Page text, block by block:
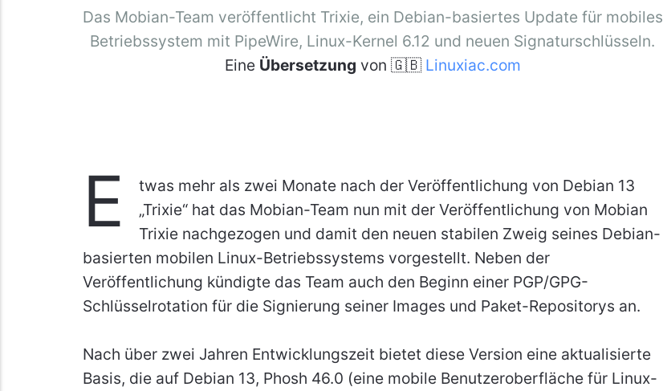
Das Mobian-Team veröffentlicht Trixie, ein Debian-basiertes Update für mobiles
Betriebssystem mit PipeWire, Linux-Kernel 6.12 und neuen Signaturschlüsseln.
Eine Übersetzung von 🇬🇧 Linuxiac.com
E
twas mehr als zwei Monate nach der Veröffentlichung von Debian 13
„Trixie“ hat das Mobian-Team nun mit der Veröffentlichung von Mobian
Trixie nachgezogen und damit den neuen stabilen Zweig seines Debian-
basierten mobilen Linux-Betriebssystems vorgestellt. Neben der
Veröffentlichung kündigte das Team auch den Beginn einer PGP/GPG-
Schlüsselrotation für die Signierung seiner Images und Paket-Repositorys an.
Nach über zwei Jahren Entwicklungszeit bietet diese Version eine aktualisierte
Basis, die auf Debian 13, Phosh 46.0 (eine mobile Benutzeroberfläche für Linux-